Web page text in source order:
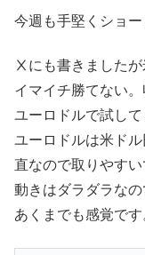
今週も手堅くショー
Ⅹにも書きましたが
イマイチ勝てない
ユーロドルで試して
ユーロドルは米ド
直なので取りやすい
動きはダラダラなの
あくまでも感覚です